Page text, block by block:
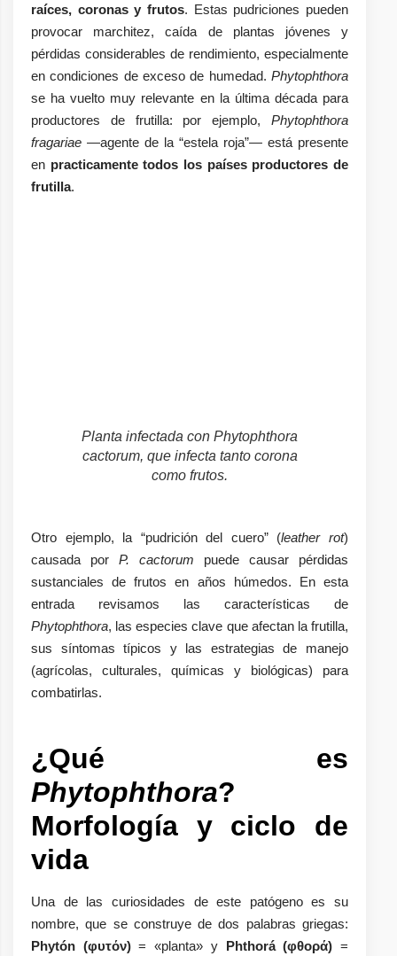
raíces, coronas y frutos. Estas pudriciones pueden
provocar marchitez, caída de plantas jóvenes y
pérdidas considerables de rendimiento, especialmente
en condiciones de exceso de humedad. Phytophthora
se ha vuelto muy relevante en la última década para
productores de frutilla: por ejemplo, Phytophthora
fragariae —agente de la “estela roja”— está presente
en practicamente todos los países productores de
frutilla.
Planta infectada con Phytophthora
cactorum, que infecta tanto corona
como frutos.
Otro ejemplo, la “pudrición del cuero” (leather rot)
causada por P. cactorum puede causar pérdidas
sustanciales de frutos en años húmedos. En esta
entrada revisamos las características de
Phytophthora, las especies clave que afectan la frutilla,
sus síntomas típicos y las estrategias de manejo
(agrícolas, culturales, químicas y biológicas) para
combatirlas.
¿Qué es
Phytophthora?
Morfología y ciclo de
vida
Una de las curiosidades de este patógeno es su
nombre, que se construye de dos palabras griegas:
Phytón (φυτόν)= «planta» y Phthorá (φθορά) =